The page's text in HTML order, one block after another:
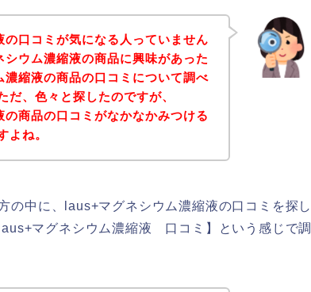
口コミが気になる人っていません
ウム濃縮液の商品に興味があった
縮液の商品の口コミについて調べ
だ、色々と探したのですが、
商品の口コミがなかなかみつける
よね。
の中に、laus+マグネシウム濃縮液の口コミを探し
マグネシウム濃縮液 口コミ】という感じで調